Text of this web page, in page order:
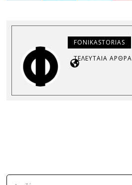
FONIKASTORIAS
ΤΕΛΕΥΤΑΊΑ ΆΡΘΡΑ